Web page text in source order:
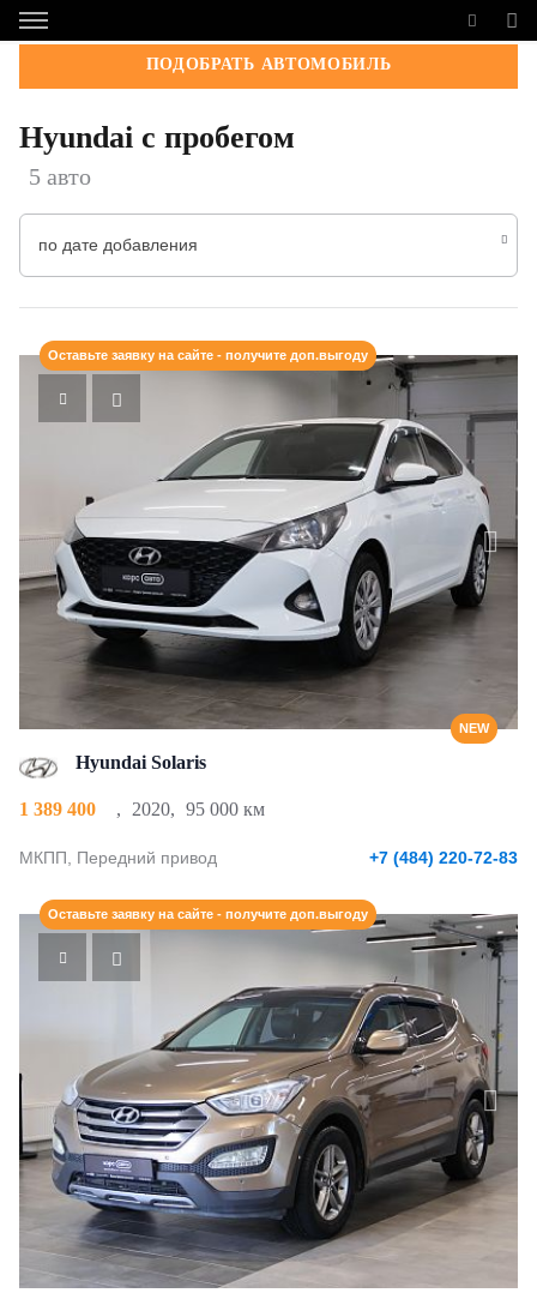
ПОДОБРАТЬ АВТОМОБИЛЬ
Hyundai с пробегом
5 авто
по дате добавления
NEW
Оставьте заявку на сайте - получите доп.выгоду
Hyundai Solaris
1 389 400 , 2020, 95 000 км
МКПП, Передний привод +7 (484) 220-72-83
Оставьте заявку на сайте - получите доп.выгоду